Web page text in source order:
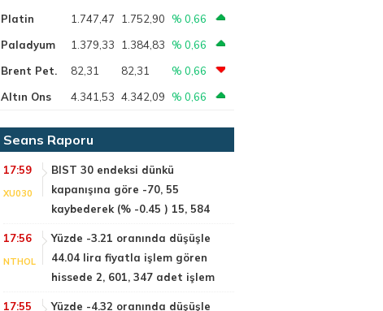
Platin
1.747,47 1.752,90
% 0,66
Paladyum
1.379,33 1.384,83
% 0,66
Brent Pet.
82,31 82,31
% 0,66
Altın Ons
4.341,53 4.342,09 % 0,66
Seans Raporu
17:59
XU030
BIST 30 endeksi dünkü
kapanışına göre -70, 55
kaybederek (% -0.45 ) 15, 584
17:56
NTHOL
Yüzde -3.21 oranında düşüşle
44.04 lira fiyatla işlem gören
hissede 2, 601, 347 adet işlem
17:55
Yüzde -4.32 oranında düşüşle